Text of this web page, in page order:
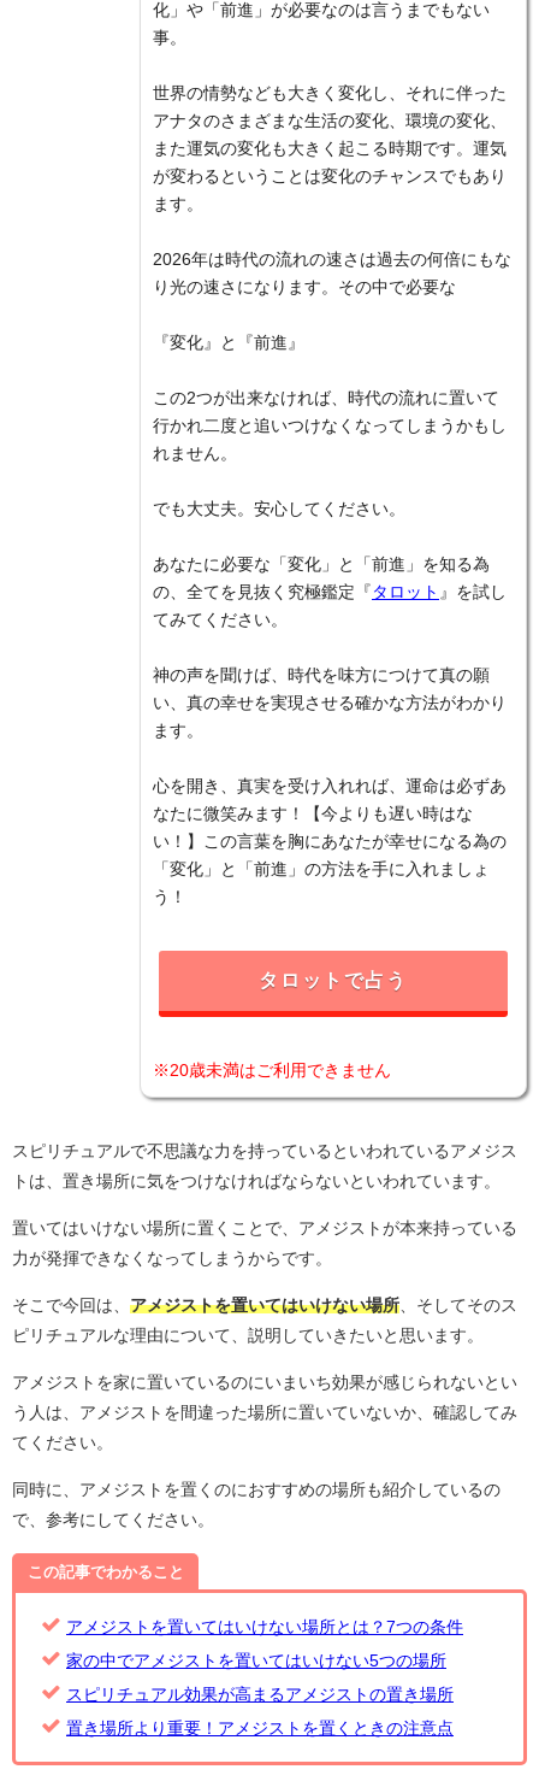
化」や「前進」が必要なのは言うまでもない
事。
世界の情勢なども大きく変化し、それに伴った
アナタのさまざまな生活の変化、環境の変化、
また運気の変化も大きく起こる時期です。運気
が変わるということは変化のチャンスでもあり
ます。
2026年は時代の流れの速さは過去の何倍にもな
り光の速さになります。その中で必要な
『変化』と『前進』
この2つが出来なければ、時代の流れに置いて
行かれ二度と追いつけなくなってしまうかもし
れません。
でも大丈夫。安心してください。
あなたに必要な「変化」と「前進」を知る為
の、全てを見抜く究極鑑定『 タロット 』を試し
てみてください。
神の声を聞けば、時代を味方につけて真の願
い、真の幸せを実現させる確かな方法がわかり
ます。
心を開き、真実を受け入れれば、運命は必ずあ
なたに微笑みます！【今よりも遅い時はな
い！】この言葉を胸にあなたが幸せになる為の
「変化」と「前進」の方法を手に入れましょ
う！
タロットで占う
※20歳未満はご利用できません
スピリチュアルで不思議な力を持っているといわれているアメジス
トは、置き場所に気をつけなければならないといわれています。
置いてはいけない場所に置くことで、アメジストが本来持っている
力が発揮できなくなってしまうからです。
そこで今回は、 アメジストを置いてはいけない場所 、そしてそのス
ピリチュアルな理由について、説明していきたいと思います。
アメジストを家に置いているのにいまいち効果が感じられないとい
う人は、アメジストを間違った場所に置いていないか、確認してみ
てください。
同時に、アメジストを置くのにおすすめの場所も紹介しているの
で、参考にしてください。
この記事でわかること
アメジストを置いてはいけない場所とは？7つの条件
家の中でアメジストを置いてはいけない5つの場所
スピリチュアル効果が高まるアメジストの置き場所
置き場所より重要！アメジストを置くときの注意点